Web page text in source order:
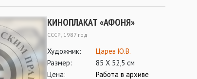
КИНОПЛАКАТ «АФОНЯ»
СССР, 1987 год
Художник:
Царев Ю.В.
Размер:
85 Х 52,5 см
Цена:
Работа в архиве